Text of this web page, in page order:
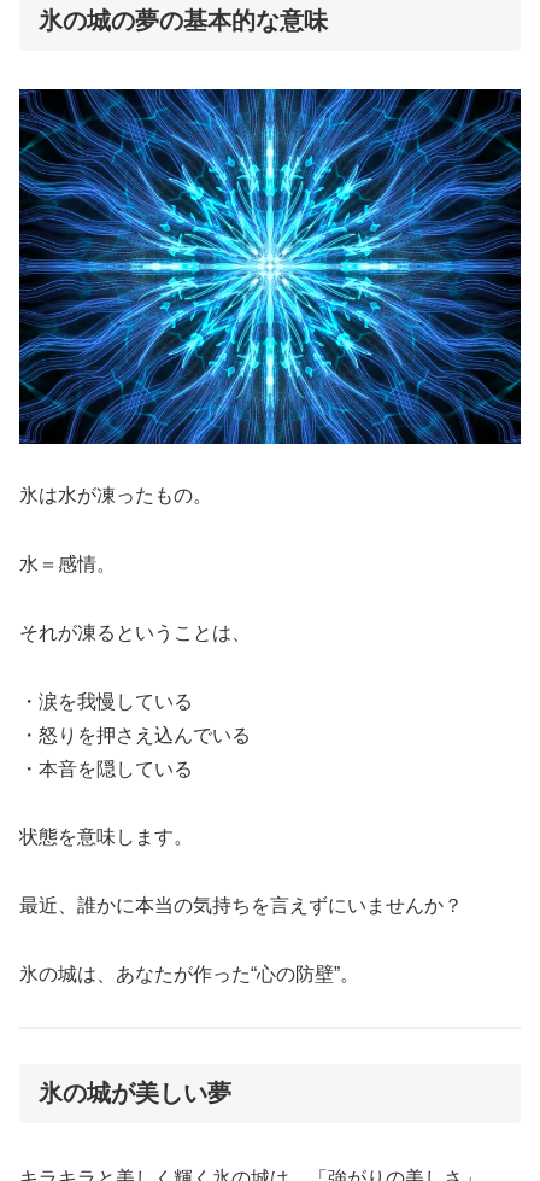
氷の城の夢の基本的な意味
氷は水が凍ったもの。
水＝感情。
それが凍るということは、
・涙を我慢している
・怒りを押さえ込んでいる
・本音を隠している
状態を意味します。
最近、誰かに本当の気持ちを言えずにいませんか？
氷の城は、あなたが作った“心の防壁”。
氷の城が美しい夢